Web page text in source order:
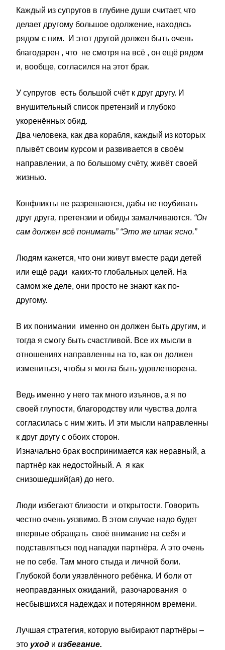
Каждый из супругов в глубине души считает, что
делает другому большое одолжение, находясь
рядом с ним. И этот другой должен быть очень
благодарен , что не смотря на всё , он ещё рядом
и, вообще, согласился на этот брак.
У супругов есть большой счёт к друг другу. И
внушительный список претензий и глубоко
укоренённых обид.
Два человека, как два корабля, каждый из которых
плывёт своим курсом и развивается в своём
направлении, а по большому счёту, живёт своей
жизнью.
Конфликты не разрешаются, дабы не поубивать
друг друга, претензии и обиды замалчиваются. “Он
сам должен всё понимать” “Это же итак ясно.”
Людям кажется, что они живут вместе ради детей
или ещё ради каких-то глобальных целей. На
самом же деле, они просто не знают как по-
другому.
В их понимании именно он должен быть другим, и
тогда я смогу быть счастливой. Все их мысли в
отношениях направленны на то, как он должен
измениться, чтобы я могла быть удовлетворена.
Ведь именно у него так много изъянов, а я по
своей глупости, благородству или чувства долга
согласилась с ним жить. И эти мысли направленны
к друг другу с обоих сторон.
Изначально брак воспринимается как неравный, а
партнёр как недостойный. А я как
снизошедший(ая) до него.
Люди избегают близости и открытости. Говорить
честно очень уязвимо. В этом случае надо будет
впервые обращать своё внимание на себя и
подставляться под нападки партнёра. А это очень
не по себе. Там много стыда и личной боли.
Глубокой боли уязвлённого ребёнка. И боли от
неоправданных ожиданий, разочарования о
несбывшихся надеждах и потерянном времени.
Лучшая стратегия, которую выбирают партнёры –
это уход и избегание.